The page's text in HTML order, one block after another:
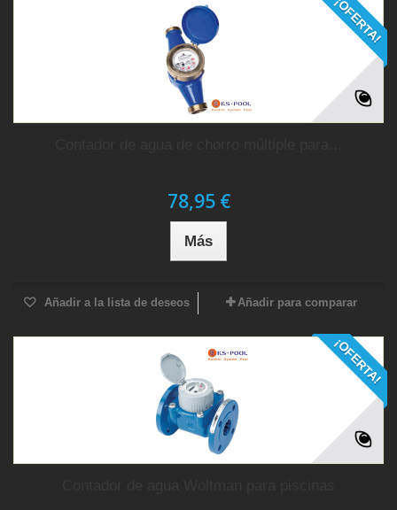
¡OFERTA!
78,95 €
Más
Añadir a la lista de deseos Añadir para comparar
¡OFERTA!